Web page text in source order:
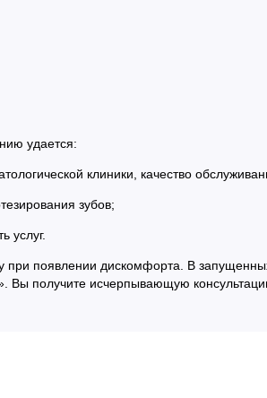
удается:
клиники, качество
зубов;
услуг.
при появлении дискомфорта. В
Вы получите исчерпывающую